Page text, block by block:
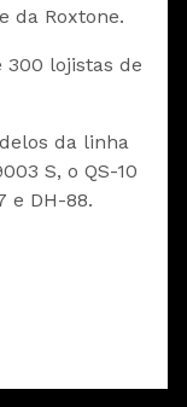
da Roxtone.
300 lojistas de
da linha
S, o QS-10
e DH-88.